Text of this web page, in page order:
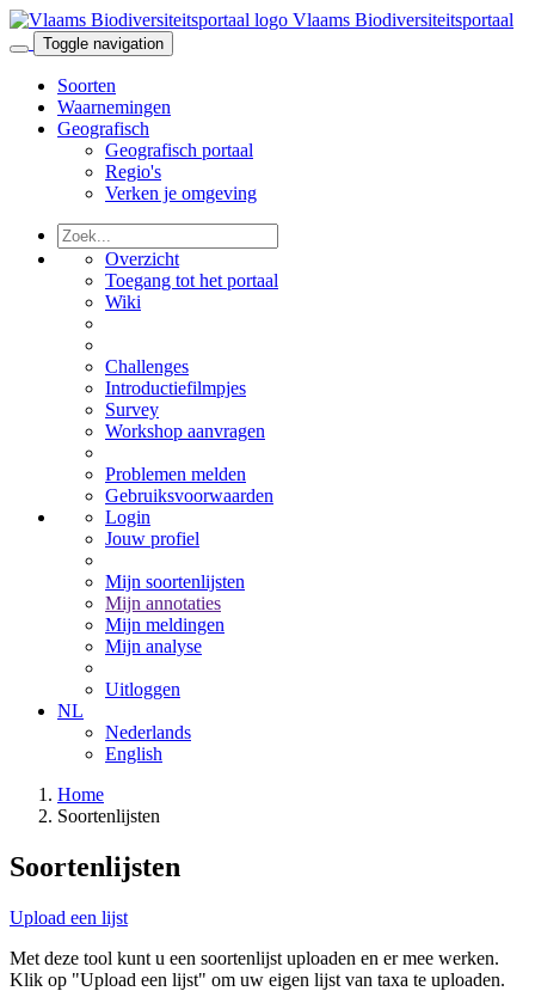
Vlaams Biodiversiteitsportaal
Toggle navigation
Soorten
Waarnemingen
Geografisch
Geografisch portaal
Regio's
Verken je omgeving
Overzicht
Toegang tot het portaal
Wiki
Challenges
Introductiefilmpjes
Survey
Workshop aanvragen
Problemen melden
Gebruiksvoorwaarden
Login
Jouw profiel
Mijn soortenlijsten
Mijn annotaties
Mijn meldingen
Mijn analyse
Uitloggen
NL
Nederlands
English
Home
Soortenlijsten
Soortenlijsten
Upload een lijst
Met deze tool kunt u een soortenlijst uploaden en er mee werken.
Klik op "Upload een lijst" om uw eigen lijst van taxa te uploaden.